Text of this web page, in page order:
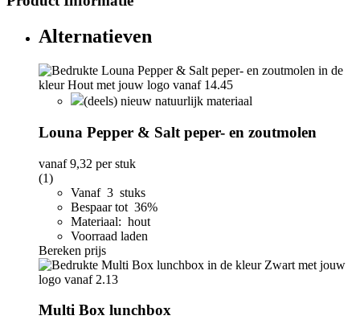
Alternatieven
(deels) nieuw natuurlijk materiaal
Louna Pepper & Salt peper- en zoutmolen
vanaf9,32 per stuk
(1)
Vanaf 3 stuks
Bespaar tot 36%
Materiaal: hout
Voorraad laden
Bereken prijs
Multi Box lunchbox